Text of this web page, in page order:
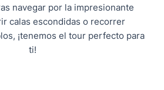
navegar por la impresionante
calas escondidas o recorrer
¡tenemos el tour perfecto para
ti!